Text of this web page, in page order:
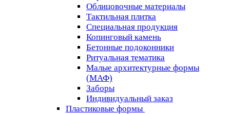
Облицовочные материалы
Тактильная плитка
Специальная продукция
Копинговый камень
Бетонные подоконники
Ритуальная тематика
Малые архитектурные формы
(МАФ)
Заборы
Индивидуальный заказ
Пластиковые формы